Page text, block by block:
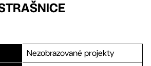
Nezobrazované projekty